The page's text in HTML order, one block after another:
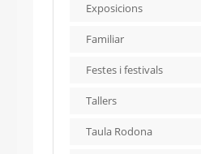
Exposicions
Familiar
Festes i festivals
Tallers
Taula Rodona